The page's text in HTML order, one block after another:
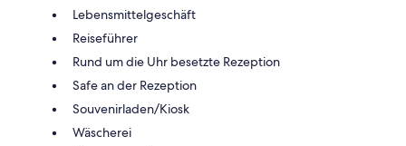
Lebensmittelgeschäft
Reiseführer
Rund um die Uhr besetzte Rezeption
Safe an der Rezeption
Souvenirladen/Kiosk
Wäscherei